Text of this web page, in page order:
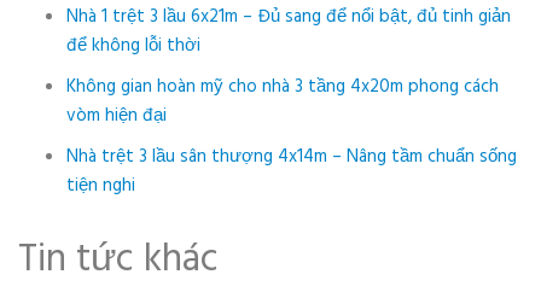
Nhà 1 trệt 3 lầu 6x21m – Đủ sang để nổi bật, đủ tinh giản
để không lỗi thời
Không gian hoàn mỹ cho nhà 3 tầng 4x20m phong cách
vòm hiện đại
Nhà trệt 3 lầu sân thượng 4x14m – Nâng tầm chuẩn sống
tiện nghi
Tin tức khác